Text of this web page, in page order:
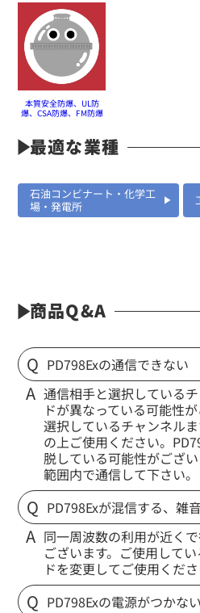
本質安全防爆、UL防
爆、CSA防爆、FM防爆
最適な業種
石油コンビナート・化学工
場・発電所
商品Q&A
PD798Exの通信できない
通信相手と選択している
ドが異なっている可能性
選択しているチャンネル
の上ご使用ください。
脱している可能性がござ
範囲内で通信して下さい。
PD798Exが混信する、雑
同一周波数の利用が近く
ございます。ご使用して
ドを変更してご使用くださ
PD798Exの電源がつかない